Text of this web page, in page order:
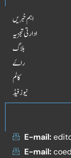
اہم خبریں
ادارتی تجزیہ
بلاگ
راۓ
کالم
نیوز فیڈ
E-mail:
E-mail: